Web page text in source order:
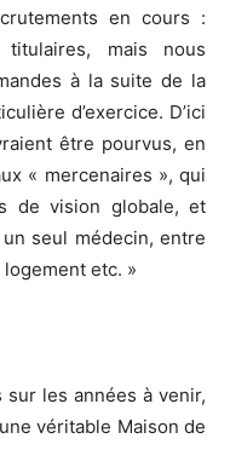
en cours :
mais nous
à la suite de la
d’exercice. D’ici
être pourvus, en
« mercenaires », qui
de vision globale, et
seul médecin, entre
etc. »
les années à venir,
véritable Maison de